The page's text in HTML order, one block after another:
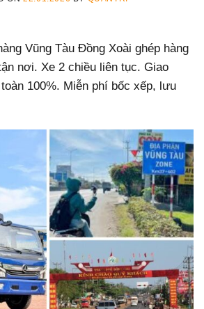
Vũng Tàu Đồng Xoài ghép hàng
nơi. Xe 2 chiều liên tục. Giao
100%. Miễn phí bốc xếp, lưu